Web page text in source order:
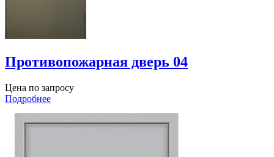
Противопожарная дверь 04
Цена по запросу
Подробнее